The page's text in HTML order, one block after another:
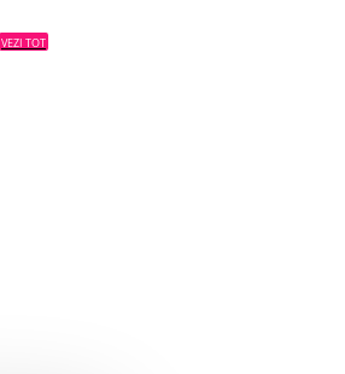
VEZI TOT